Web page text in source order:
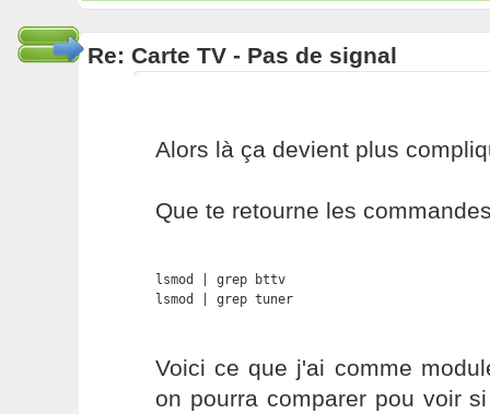
Re: Carte TV - Pas de signal
Alors là ça devient plus
Que te retourne les
lsmod | grep bttv
lsmod | grep tuner
Voici ce que j'ai comme
on pourra comparer pou voir